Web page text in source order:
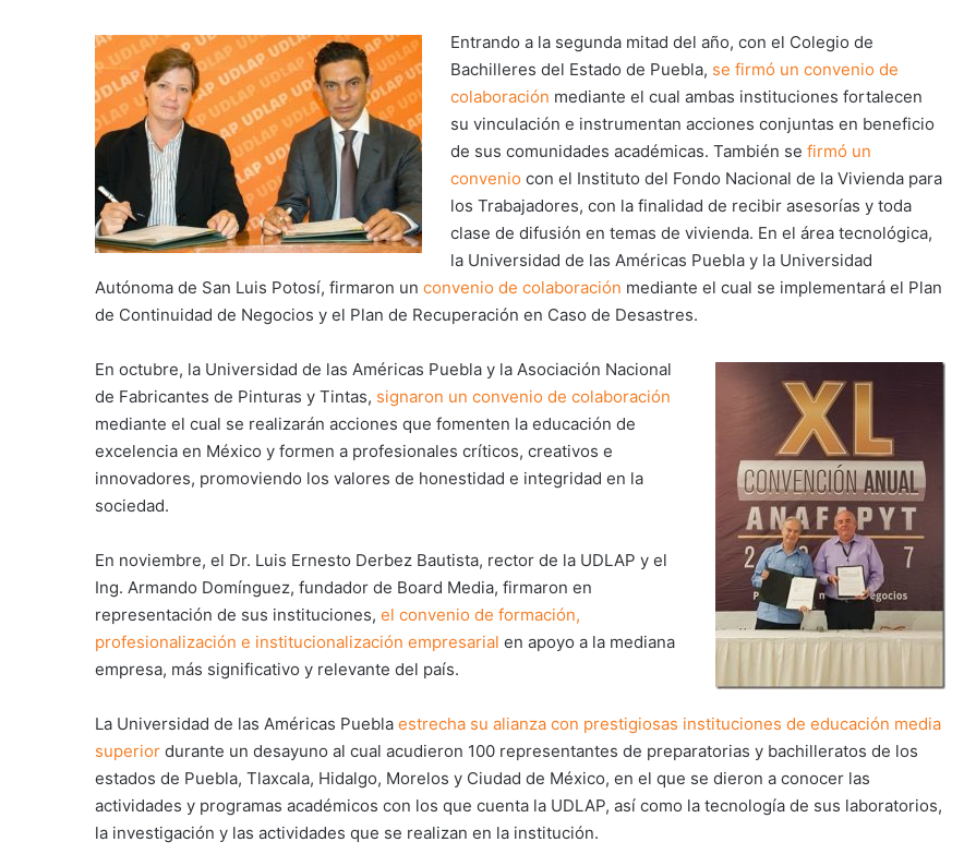
Entrando a la segunda mitad del año, con el Colegio de
Bachilleres del Estado de Puebla, se firmó un convenio de
colaboración mediante el cual ambas instituciones fortalecen
su vinculación e instrumentan acciones conjuntas en beneficio
de sus comunidades académicas. También sefirmó un
convenio con el Instituto del Fondo Nacional de la Vivienda para
los Trabajadores, con la finalidad de recibir asesorías y toda
clase de difusión en temas de vivienda. En el área tecnológica,
la Universidad de las Américas Puebla y la Universidad
Autónoma de San Luis Potosí, firmaron un convenio de colaboración mediante el cual se implementará el Plan
de Continuidad de Negocios y el Plan de Recuperación en Caso de Desastres.
En octubre, la Universidad de las Américas Puebla y la Asociación Nacional
de Fabricantes de Pinturas y Tintas, signaron un convenio de colaboración
mediante el cual se realizarán acciones que fomenten la educación de
excelencia en México y formen a profesionales críticos, creativos e
innovadores, promoviendo los valores de honestidad e integridad en la
sociedad.
En noviembre, el Dr. Luis Ernesto Derbez Bautista, rector de la UDLAP y el
Ing. Armando Domínguez, fundador de Board Media, firmaron en
representación de sus instituciones, el convenio de formación,
profesionalización e institucionalización empresarial en apoyo a la mediana
empresa, más significativo y relevante del país.
La Universidad de las Américas Puebla estrecha su alianza con prestigiosas instituciones de educación media
superior durante un desayuno al cual acudieron 100 representantes de preparatorias y bachilleratos de los
estados de Puebla, Tlaxcala, Hidalgo, Morelos y Ciudad de México, en el que se dieron a conocer las
actividades y programas académicos con los que cuenta la UDLAP, así como la tecnología de sus laboratorios,
la investigación y las actividades que se realizan en la institución.